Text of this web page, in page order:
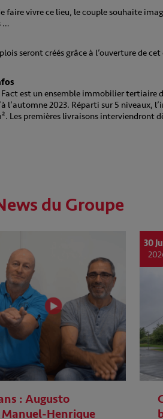
faire vivre ce lieu, le couple souhaite
…
seront créés grâce à l’ouverture de
est un ensemble immobilier tertiaire
l’automne 2023. Réparti sur 5 niveaux,
Les premières livraisons interviendront
du Groupe
: Augusto
Henrique
30